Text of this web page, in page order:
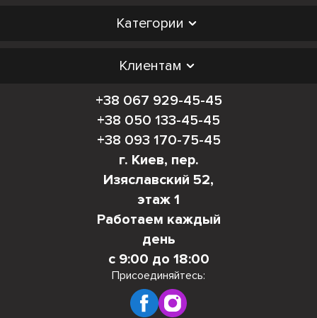
Категории
Клиентам
+38 067 929-45-45
+38 050 133-45-45
+38 093 170-75-45
г. Киев, пер.
Изяславский 52,
этаж 1
Работаем каждый
день
с 9:00 до 18:00
Присоединяйтесь: